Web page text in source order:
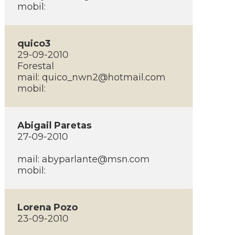
mobil:
quico3
29-09-2010
Forestal
mail: quico_nwn2@hotmail.com
mobil:
Abigail Paretas
27-09-2010
mail: abyparlante@msn.com
mobil:
Lorena Pozo
23-09-2010